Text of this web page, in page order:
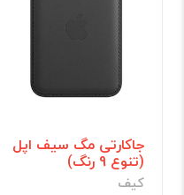
جاکارتی مگ سیف اپل
(تنوع 9 رنگ)
کیف